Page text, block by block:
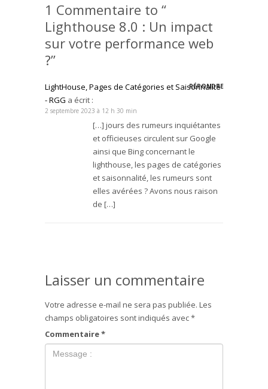
1 Commentaire to “
Lighthouse 8.0 : Un impact
sur votre performance web
?”
LightHouse, Pages de Catégories et Saisonnalité
- RGG a écrit :
RÉPONDRE
2 septembre 2023 à 12 h 30 min
[…] jours des rumeurs inquiétantes
et officieuses circulent sur Google
ainsi que Bing concernant le
lighthouse, les pages de catégories
et saisonnalité, les rumeurs sont
elles avérées ? Avons nous raison
de […]
Laisser un commentaire
Votre adresse e-mail ne sera pas publiée. Les
champs obligatoires sont indiqués avec*
Commentaire*